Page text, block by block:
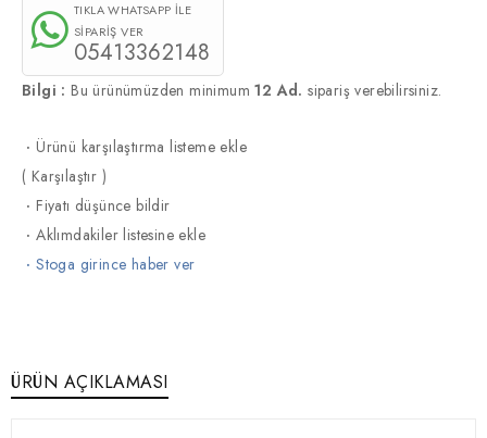
TIKLA WHATSAPP İLE
SİPARİŞ VER
05413362148
Bilgi : Bu ürünümüzden minimum12 Ad. sipariş verebilirsiniz.
·Ürünü karşılaştırma listeme ekle
( Karşılaştır )
·Fiyatı düşünce bildir
·Aklımdakiler listesine ekle
·Stoga girince haber ver
ÜRÜN AÇIKLAMASI